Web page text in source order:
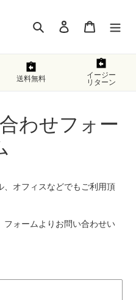
検索 ログインカート
送料無料
イージー
リターン
わせフォー
オフィスなどでもご利用頂
ォームよりお問い合わせい